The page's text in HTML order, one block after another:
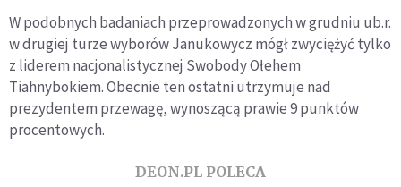
W podobnych badaniach przeprowadzonych w grudniu ub.r.
w drugiej turze wyborów Janukowycz mógł zwyciężyć tylko
z liderem nacjonalistycznej Swobody Ołehem
Tiahnybokiem. Obecnie ten ostatni utrzymuje nad
prezydentem przewagę, wynoszącą prawie 9 punktów
procentowych.
DEON.PL POLECA